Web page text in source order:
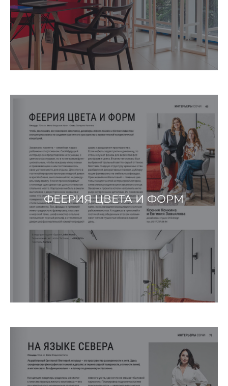
ФЕЕРИЯ ЦВЕТА И ФОРМ